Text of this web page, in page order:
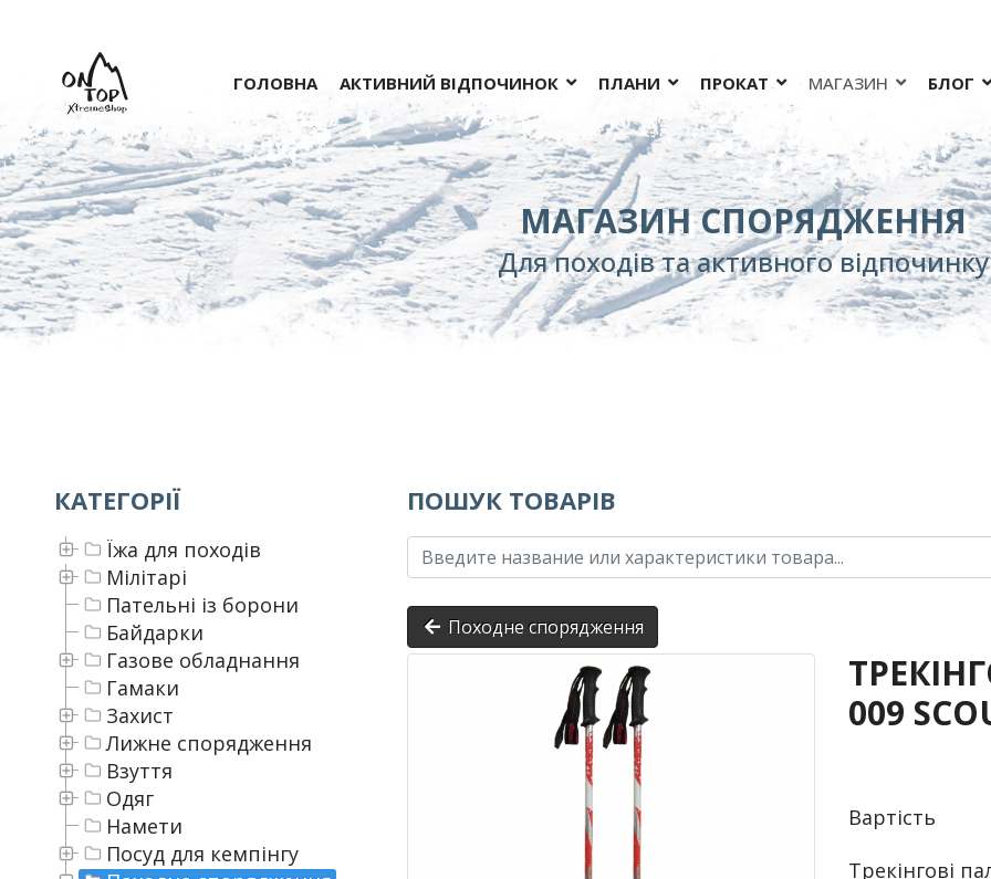
ГОЛОВНА АКТИВНИЙ ВІДПОЧИНОК ПЛАНИ ПРОКАТ МАГАЗИН БЛОГ
МАГАЗИН СПОРЯДЖЕННЯ
Для походів та активного відпочинку
КАТЕГОРІЇ
Посуд для кемпінгу
Намети
Одяг
Взуття
Лижне спорядження
Захист
Гамаки
Газове обладнання
Байдарки
Пательні із борони
Мілітарі
Їжа для походів
ПОШУК ТОВАРІВ
Походне спорядження
009
Вартість
Трекінгові